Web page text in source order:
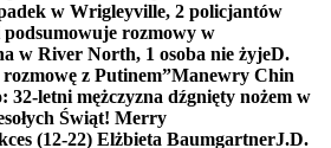
w Wrigleyville, 2 policjantów
podsumowuje rozmowy w
w River North, 1 osoba nie żyjeD.
z Putinem”Manewry Chin
32-letni mężczyzna dźgnięty nożem w
Świąt! Merry
(12-22) Elżbieta BaumgartnerJ.D.